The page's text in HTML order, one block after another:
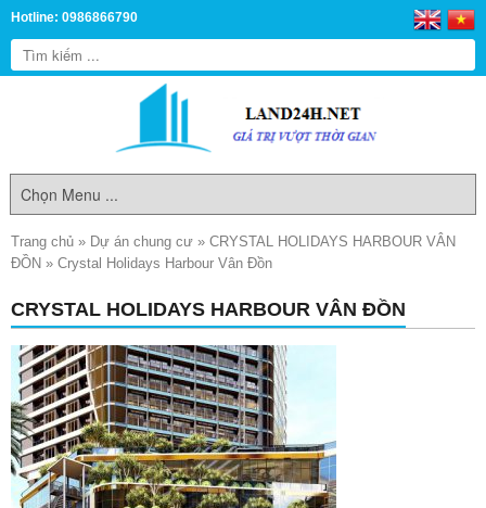
Hotline: 0986866790
Trang chủ » Dự án chung cư » CRYSTAL HOLIDAYS HARBOUR VÂN
ĐỒN » Crystal Holidays Harbour Vân Đồn
CRYSTAL HOLIDAYS HARBOUR VÂN ĐỒN